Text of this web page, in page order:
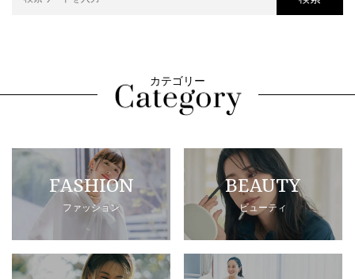
カテゴリー
FASHION
ファッション
BEAUTY
ビューティ